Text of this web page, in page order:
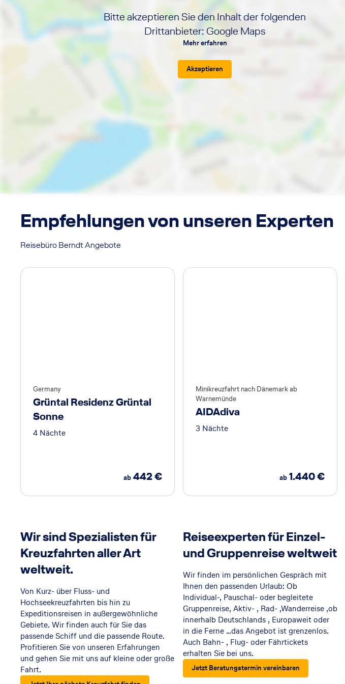
Bitte akzeptieren Sie den Inhalt der folgenden
Drittanbieter: Google Maps
Mehr erfahren
Akzeptieren
Empfehlungen von unseren Experten
Reisebüro Berndt Angebote
Germany
Grüntal Residenz Grüntal
Sonne
4 Nächte
ab 442€
Minikreuzfahrt nach Dänemark ab
Warnemünde
AIDAdiva
3 Nächte
ab 1.440€
Wir sind Spezialisten für
Kreuzfahrten aller Art
weltweit.
Von Kurz- über Fluss- und
Hochseekreuzfahrten bis hin zu
Expeditionsreisen in außergewöhnliche
Gebiete. Wir finden auch für Sie das
passende Schiff und die passende Route.
Profitieren Sie von unseren Erfahrungen
und gehen Sie mit uns auf kleine oder große
Fahrt.
Reiseexperten für Einzel-
und Gruppenreise weltweit
Wir finden im persönlichen Gespräch mit
Ihnen den passenden Urlaub: Ob
Individual-, Pauschal- oder begleitete
Gruppenreise, Aktiv- , Rad- ,Wanderreise ,ob
innerhalb Deutschlands , Europaweit oder
in die Ferne …das Angebot ist grenzenlos.
Auch Bahn- , Flug- oder Fährtickets
erhalten Sie bei uns.
Jetzt Beratungstermin vereinbaren